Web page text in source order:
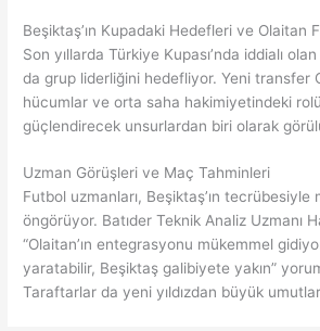
Beşiktaş’ın Kupadaki Hedefleri ve Olaitan
Son yıllarda Türkiye Kupası’nda iddialı
da grup liderliğini hedefliyor. Yeni transfer
hücumlar ve orta saha hakimiyetindeki
güçlendirecek unsurlardan biri olarak
Uzman Görüşleri ve Maç Tahminleri
Futbol uzmanları, Beşiktaş’ın tecrübesiyle
öngörüyor. Batıder Teknik Analiz Uzmanı
“Olaitan’ın entegrasyonu mükemmel
yaratabilir, Beşiktaş galibiyete yakın”
Taraftarlar da yeni yıldızdan büyük